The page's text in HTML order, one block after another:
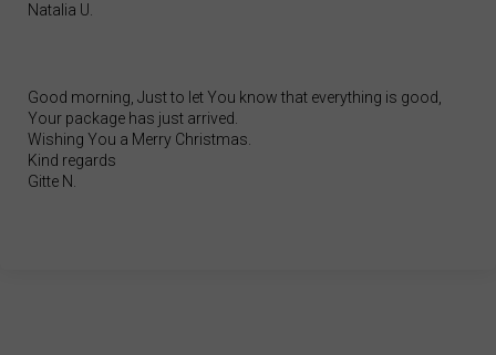
Natalia U.
Good morning, Just to let You know that everything is good,
Your package has just arrived.
Wishing You a Merry Christmas.
Kind regards
Gitte N.